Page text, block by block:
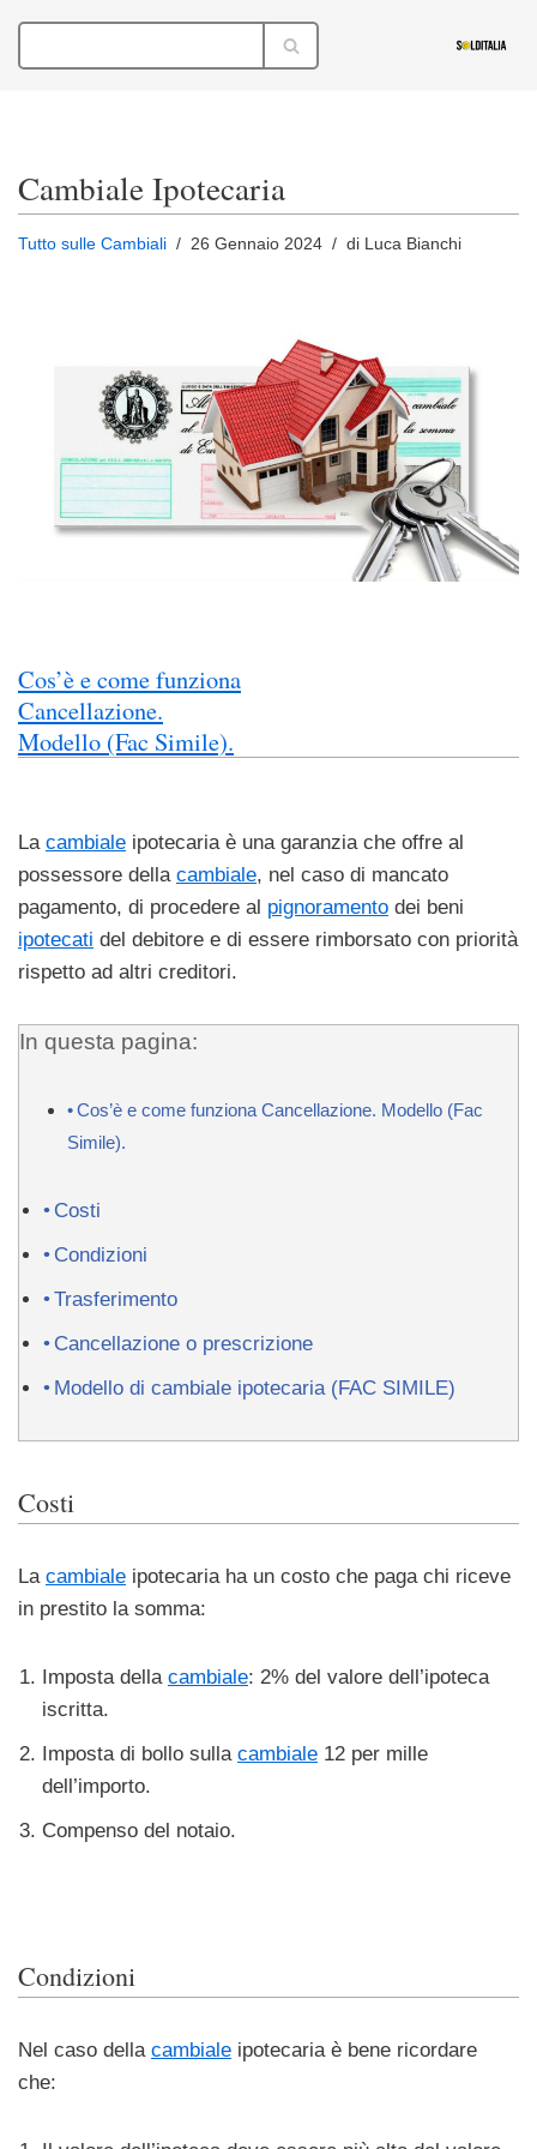
Vai
Cambiale Ipotecaria
Tutto sulle Cambiali 26 Gennaio 2024 di Luca Bianchi
Cos’è e come funziona
Cancellazione.
Modello (Fac Simile).
La cambiale ipotecaria è una garanzia che offre al
possessore della cambiale, nel caso di mancato
pagamento, di procedere al pignoramento dei beni
ipotecati del debitore e di essere rimborsato con priorità
rispetto ad altri creditori.
In questa pagina:
Cos’è e come funziona Cancellazione. Modello (Fac
Simile).
Costi
Condizioni
Trasferimento
Cancellazione o prescrizione
Modello di cambiale ipotecaria (FAC SIMILE)
Costi
La cambiale ipotecaria ha un costo che paga chi riceve
in prestito la somma:
Imposta della cambiale: 2% del valore dell’ipoteca
iscritta.
Imposta di bollo sulla cambiale 12 per mille
dell’importo.
Compenso del notaio.
Condizioni
Nel caso della cambiale ipotecaria è bene ricordare
che: